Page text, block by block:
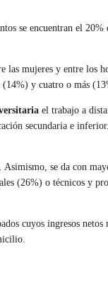
se encuentran el 20%
las mujeres y entre los
y cuatro o más
el trabajo a
secundaria e inferior.
se da con
(26%) o técnicos y
cuyos ingresos netos